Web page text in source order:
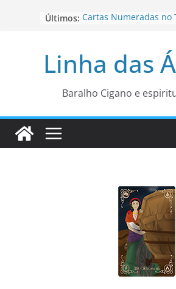
Últimos: Cartas Numeradas no
para está fase
Os Naipes no Tarot
Cartas da Corte no
Linha das
Baralho Cigano e